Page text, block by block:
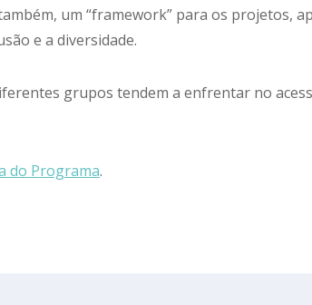
um “framework” para os projetos,
e a diversidade.
grupos tendem a enfrentar no
do Programa.